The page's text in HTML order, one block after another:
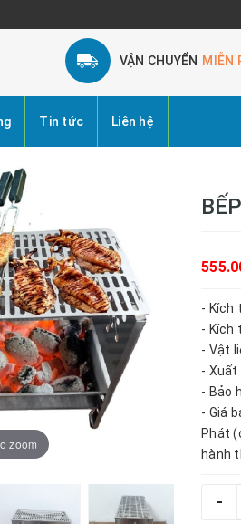
VẬN CHUYỂN MIỄN
Tin tức Liên hệ
zoom
- Kích
- Kích
- Vật
- Xuất
- Bảo
- Giá
Phát
hành
-